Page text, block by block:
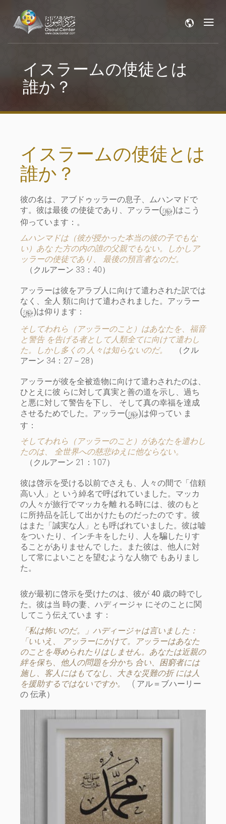
イスラームの使徒とは
誰か？
イスラームの使徒とは
誰か？
彼の名は、アブドゥッラーの息子、ムハンマドで
す。彼は最後 の使徒であり、アッラー(y)はこう
仰っています：。
ムハンマドは（彼が授かった本当の彼の子でもな
い）あな た方の内の誰の父親でもない。しかしア
ッラーの使徒であり、 最後の預言者なのだ。
（クルアーン 33：40）
アッラーは彼をアラブ人に向けて遣わされた訳では
なく、全人 類に向けて遣わされました。アッラー
(y)は仰ります：
そしてわれら（アッラーのこと）はあなたを、福音
と警告 を告げる者として人類全てに向けて遣わし
た。しかし多くの 人々は知らないのだ。
（クル
アーン 34：27－28）
アッラーが彼を全被造物に向けて遣わされたのは、
ひとえに彼 らに対して真実と善の道を示し、過ち
と悪に対して警告を下し、 そして真の幸福を達成
させるためでした。アッラー(y)は仰ってい ま
す：
そしてわれら（アッラーのこと）があなたを遣わし
たのは、 全世界への慈悲ゆえに他ならない。
（クルアーン 21：107）
彼は啓示を受ける以前でさえも、人々の間で「信頼
高い人」と いう綽名で呼ばれていました。マッカ
の人々が旅行でマッカを離 れる時には、彼のもと
に所持品を託して出かけたものだったので す。彼
はまた「誠実な人」とも呼ばれていました。彼は嘘
をつい たり、インチキをしたり、人を騙したりす
ることがありませんで した。また彼は、他人に対
して常によいことを望むような人物で もありまし
た。
彼が最初に啓示を受けたのは、彼が 40 歳の時でし
た。彼は当 時の妻、ハディージャ にそのことに関
してこう伝えていま す：
「私は怖いのだ。」ハディージャは言いました：
「いいえ、 アッラーにかけて。アッラーはあなた
のことを辱められたりはしません。あなたは近親の
絆を保ち、他人の問題を分かち 合い、困窮者には
施し、客人にはもてなし、大きな災難の折 には人
を援助するではないですか。
( アル＝ブハーリー
の 伝承）